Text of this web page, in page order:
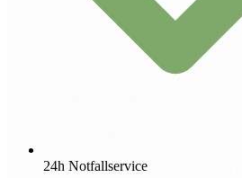
24h Notfallservice